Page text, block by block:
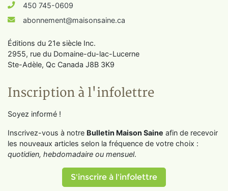
450 745-0609
abonnement@maisonsaine.ca
Éditions du 21e siècle Inc.
2955, rue du Domaine-du-lac-Lucerne
Ste-Adèle, Qc Canada J8B 3K9
Inscription à l'infolettre
Soyez informé !
Inscrivez-vous à notre Bulletin Maison Saine afin de recevoir
les nouveaux articles selon la fréquence de votre choix :
quotidien, hebdomadaire ou mensuel.
S'inscrire à l'infolettre